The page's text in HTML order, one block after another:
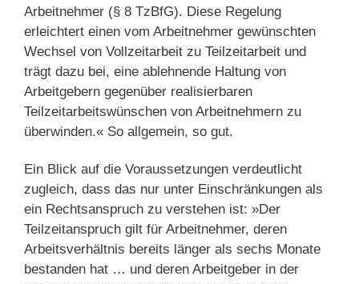
Arbeitnehmer (§ 8 TzBfG). Diese Regelung
erleichtert einen vom Arbeitnehmer gewünschten
Wechsel von Vollzeitarbeit zu Teilzeitarbeit und
trägt dazu bei, eine ablehnende Haltung von
Arbeitgebern gegenüber realisierbaren
Teilzeitarbeitswünschen von Arbeitnehmern zu
überwinden.« So allgemein, so gut.
Ein Blick auf die Voraussetzungen verdeutlicht
zugleich, dass das nur unter Einschränkungen als
ein Rechtsanspruch zu verstehen ist: »Der
Teilzeitanspruch gilt für Arbeitnehmer, deren
Arbeitsverhältnis bereits länger als sechs Monate
bestanden hat … und deren Arbeitgeber in der